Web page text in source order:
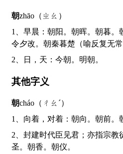
朝zhāo（ㄓㄠ）
1、早晨：朝阳。朝晖。朝暮。朝霞。朝气。朝思暮想。朝
令夕改。朝秦暮楚（喻反复无常
2、日，天：今朝。明朝。
其他字义
朝cháo（ㄔㄠˊ）
1、向着，对着：朝向。朝前
2、封建时代臣见君；亦指宗教徒的参拜：朝见。朝拜。朝
圣。朝香。朝仪。